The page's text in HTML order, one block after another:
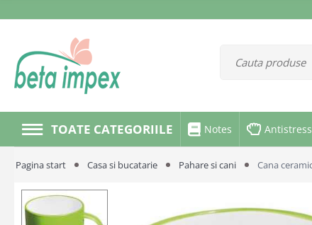
TOATE CATEGORIILE Notes Antistress
Pagina start Casa si bucatarie Pahare si cani Cana